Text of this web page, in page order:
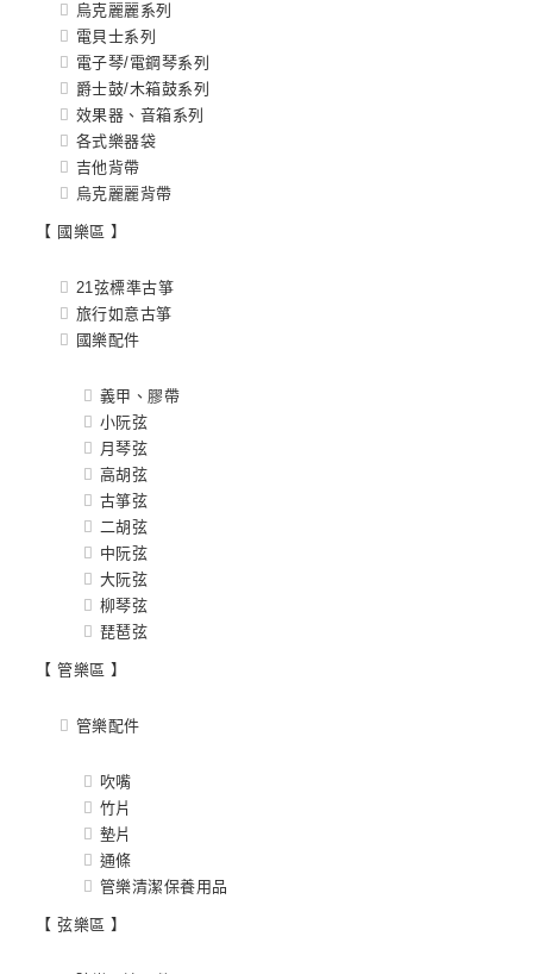
烏克麗麗系列
電貝士系列
電子琴/電鋼琴系列
爵士鼓/木箱鼓系列
效果器、音箱系列
各式樂器袋
吉他背帶
烏克麗麗背帶
【 國樂區 】
21弦標準古箏
旅行如意古箏
國樂配件
義甲、膠帶
小阮弦
月琴弦
高胡弦
古箏弦
二胡弦
中阮弦
大阮弦
柳琴弦
琵琶弦
【 管樂區 】
管樂配件
吹嘴
竹片
墊片
通條
管樂清潔保養用品
【 弦樂區 】